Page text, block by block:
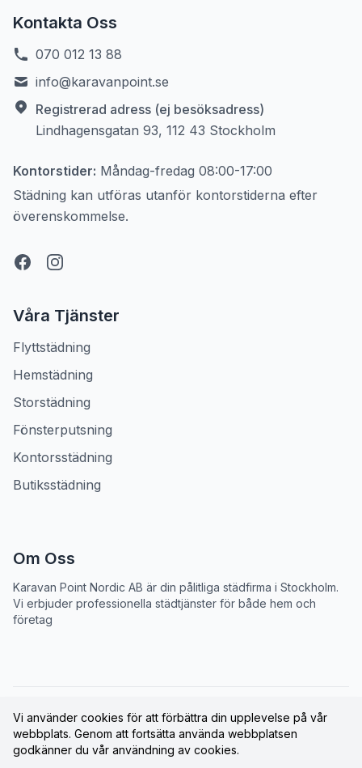
Kontakta Oss
070 012 13 88
info@karavanpoint.se
Registrerad adress (ej besöksadress)
Lindhagensgatan 93, 112 43 Stockholm
Kontorstider: Måndag-fredag 08:00-17:00
Städning kan utföras utanför kontorstiderna efter
överenskommelse.
Våra Tjänster
Flyttstädning
Hemstädning
Storstädning
Fönsterputsning
Kontorsstädning
Butiksstädning
Om Oss
Karavan Point Nordic AB är din pålitliga städfirma i Stockholm.
Vi erbjuder professionella städtjänster för både hem och
företag
©2026 Karavan Point Nordic AB. Alla rättigheter
förbehållna.
Vi använder cookies för att förbättra din upplevelse på vår
webbplats. Genom att fortsätta använda webbplatsen
godkänner du vår användning av cookies.